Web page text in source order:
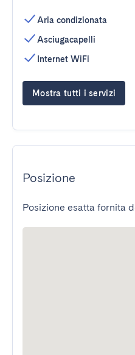
Aria condizionata
Asciugacapelli
Internet WiFi
Mostra tutti i servizi
Posizione
Posizione esatta fornita